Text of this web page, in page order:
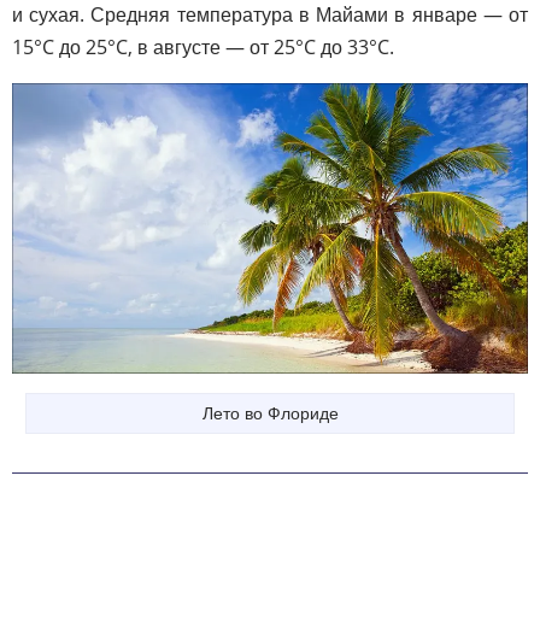
и сухая. Средняя температура в Майами в январе — от
15°C до 25°C, в августе — от 25°C до 33°C.
Лето во Флориде